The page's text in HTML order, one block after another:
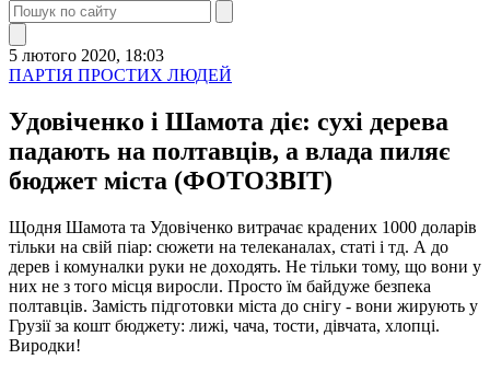
5 лютого 2020, 18:03
ПАРТІЯ ПРОСТИХ ЛЮДЕЙ
Удовіченко і Шамота діє: сухі дерева
падають на полтавців, а влада пиляє
бюджет міста (ФОТОЗВІТ)
Щодня Шамота та Удовіченко витрачає крадених 1000 доларів
тільки на свій піар: сюжети на телеканалах, статі і тд. А до
дерев і комуналки руки не доходять. Не тільки тому, що вони у
них не з того місця виросли. Просто їм байдуже безпека
полтавців. Замість підготовки міста до снігу - вони жирують у
Грузії за кошт бюджету: лижі, чача, тости, дівчата, хлопці.
Виродки!